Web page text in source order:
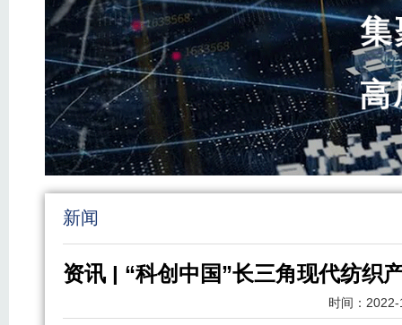
新闻
资讯 | “科创中国”长三角现代纺织
时间：